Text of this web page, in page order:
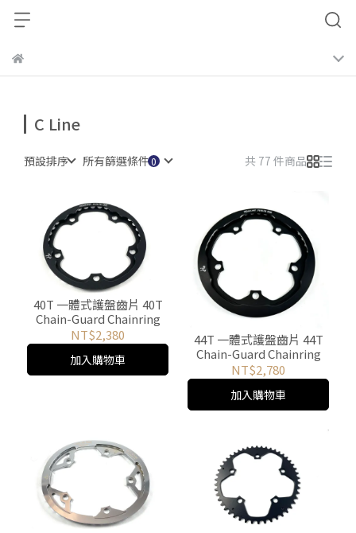
C Line
預設排序 所有篩選條件 共 77 件商品
40T 一體式護盤齒片 40T
Chain-Guard Chainring
NT$2,380
加入購物車
44T 一體式護盤齒片 44T
Chain-Guard Chainring
NT$2,780
加入購物車